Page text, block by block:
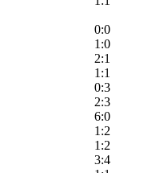
0:0
1:0
2:1
1:1
0:3
2:3
6:0
1:2
1:2
3:4